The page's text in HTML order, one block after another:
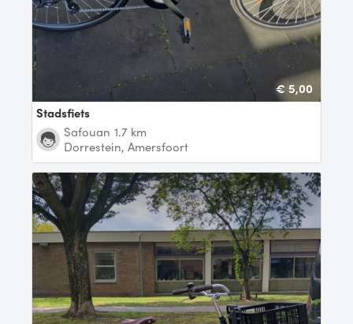
€ 5,00
Stadsfiets
Safouan 1.7 km
Dorrestein, Amersfoort